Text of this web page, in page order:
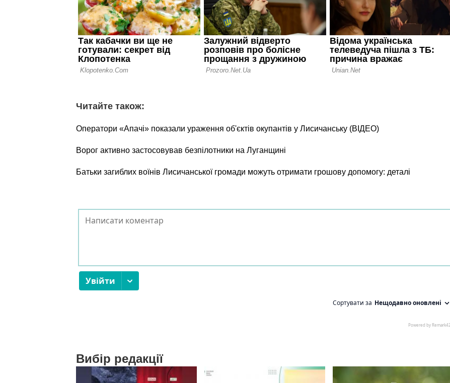
Читайте також:
Оператори «Апачі» показали ураження об'єктів окупантів у Лисичанську (ВІДЕО)
Ворог активно застосовував безпілотники на Луганщині
Батьки загиблих воїнів Лисичанської громади можуть отримати грошову допомогу: деталі
Вибір редакції